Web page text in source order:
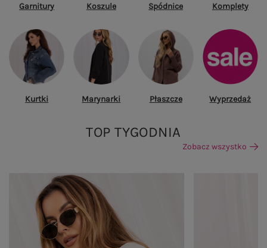
Garnitury Koszule Spódnice Komplety
Kurtki Marynarki Płaszcze Wyprzedaż
TOP TYGODNIA
Zobacz wszystko